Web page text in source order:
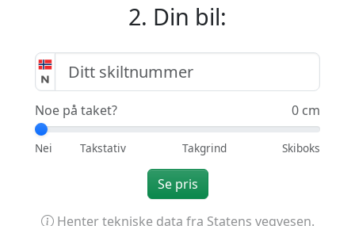
2. Din bil:
Noe på taket? 0 cm
Se pris
Henter tekniske data fra Statens vegvesen.